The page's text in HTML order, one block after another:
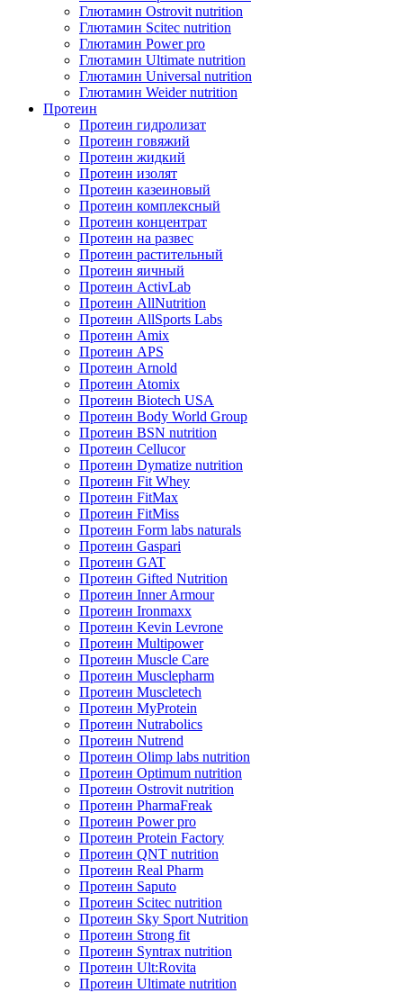
Глютамин Ostrovit nutrition
Глютамин Scitec nutrition
Глютамин Power pro
Глютамин Ultimate nutrition
Глютамин Universal nutrition
Глютамин Weider nutrition
Протеин
Протеин гидролизат
Протеин говяжий
Протеин жидкий
Протеин изолят
Протеин казеиновый
Протеин комплексный
Протеин концентрат
Протеин на развес
Протеин растительный
Протеин яичный
Протеин ActivLab
Протеин AllNutrition
Протеин AllSports Labs
Протеин Amix
Протеин APS
Протеин Arnold
Протеин Atomix
Протеин Biotech USA
Протеин Body World Group
Протеин BSN nutrition
Протеин Cellucor
Протеин Dymatize nutrition
Протеин Fit Whey
Протеин FitMax
Протеин FitMiss
Протеин Form labs naturals
Протеин Gaspari
Протеин GAT
Протеин Gifted Nutrition
Протеин Inner Armour
Протеин Ironmaxx
Протеин Kevin Levrone
Протеин Multipower
Протеин Muscle Care
Протеин Musclepharm
Протеин Muscletech
Протеин MyProtein
Протеин Nutrabolics
Протеин Nutrend
Протеин Olimp labs nutrition
Протеин Optimum nutrition
Протеин Ostrovit nutrition
Протеин PharmaFreak
Протеин Power pro
Протеин Protein Factory
Протеин QNT nutrition
Протеин Real Pharm
Протеин Saputo
Протеин Scitec nutrition
Протеин Sky Sport Nutrition
Протеин Strong fit
Протеин Syntrax nutrition
Протеин Ult:Rovita
Протеин Ultimate nutrition